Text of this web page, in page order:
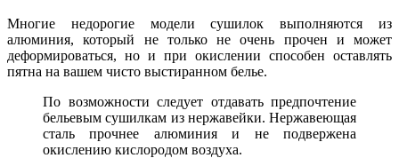
Многие недорогие модели сушилок выполняются из
алюминия, который не только не очень прочен и может
деформироваться, но и при окислении способен оставлять
пятна на вашем чисто выстиранном белье.
По возможности следует отдавать предпочтение
бельевым сушилкам из нержавейки. Нержавеющая
сталь прочнее алюминия и не подвержена
окислению кислородом воздуха.